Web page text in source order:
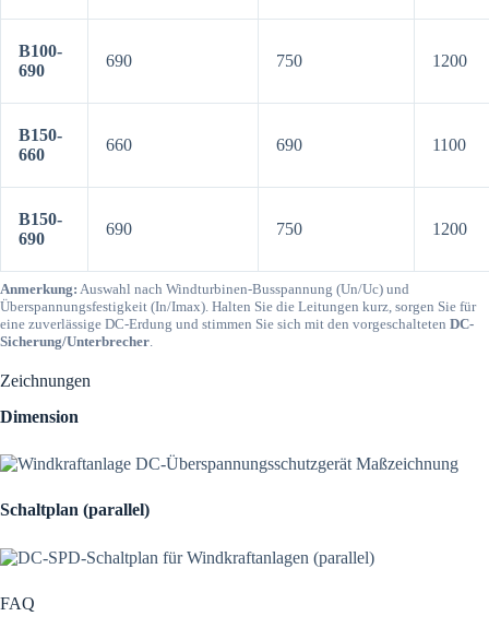
B100-
690
690 750 1200
B150-
660
660 690 1100
B150-
690
690 750 1200
Anmerkung: Auswahl nach Windturbinen-Busspannung (Un/Uc) und
Überspannungsfestigkeit (In/Imax). Halten Sie die Leitungen kurz, sorgen Sie für
eine zuverlässige DC-Erdung und stimmen Sie sich mit den vorgeschalteten DC-
Sicherung/Unterbrecher
Zeichnungen
Dimension
Schaltplan (parallel)
FAQ